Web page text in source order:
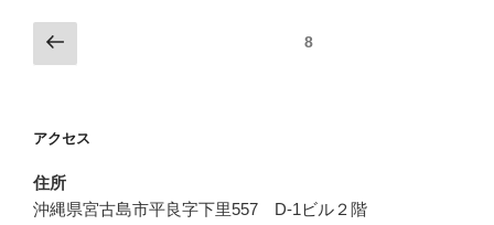
投
稿
ビ
ー
前
の
ジ
固定ページ8
アクセス
住所
沖縄県宮古島市平良字下里557 D-1ビル２階